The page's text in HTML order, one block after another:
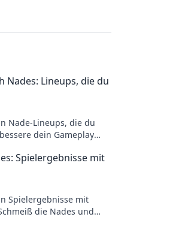
Nades: Lineups, die du
Nade-Lineups, die du
dein Gameplay
Spielergebnisse mit
Spielergebnisse mit
die Nades und